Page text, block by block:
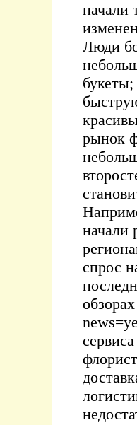
начали
Люди
рынок
начали
спрос